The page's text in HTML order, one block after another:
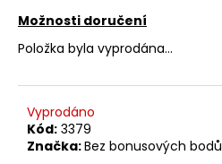
Možnosti doručení
Položka byla vyprodána…
Vyprodáno
Kód: 3379
Značka:Bez bonusových bodů
e
m
e
LIO
POD
SUMMER
MIX